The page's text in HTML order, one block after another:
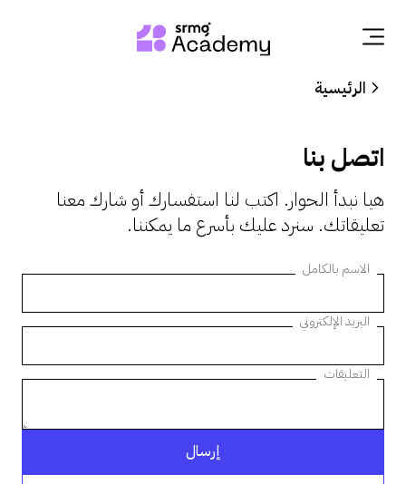
Skip
content
الرئيسية
اتصل بنا
هيا نبدأ الحوار. اكتب لنا استفسارك أو شارك معنا
تعليقاتك. سنرد عليك بأسرع ما يمكننا.
الاسم بالكامل
البريد الإلكتروني
التعليقات